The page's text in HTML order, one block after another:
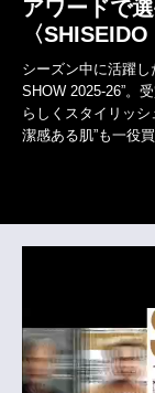
アワードで
〈
シーズン中に活躍
SHOW 2025-26”。
らしくスタイリッ
潔感ある肌”も一役